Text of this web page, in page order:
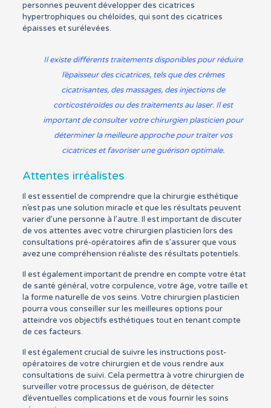
personnes peuvent développer des cicatrices
hypertrophiques ou chéloïdes, qui sont des cicatrices
épaisses et surélevées.
Il existe différents traitements disponibles pour réduire
l’épaisseur des cicatrices, tels que des crèmes
cicatrisantes, des massages, des injections de
corticostéroïdes ou des traitements au laser. Il est
important de consulter votre chirurgien plasticien pour
déterminer la meilleure approche pour traiter vos
cicatrices et favoriser une guérison optimale.
Attentes irréalistes
Il est essentiel de comprendre que la chirurgie esthétique
n’est pas une solution miracle et que les résultats peuvent
varier d’une personne à l’autre. Il est important de discuter
de vos attentes avec votre chirurgien plasticien lors des
consultations pré-opératoires afin de s’assurer que vous
avez une compréhension réaliste des résultats potentiels.
Il est également important de prendre en compte votre état
de santé général, votre corpulence, votre âge, votre taille et
la forme naturelle de vos seins. Votre chirurgien plasticien
pourra vous conseiller sur les meilleures options pour
atteindre vos objectifs esthétiques tout en tenant compte
de ces facteurs.
Il est également crucial de suivre les instructions post-
opératoires de votre chirurgien et de vous rendre aux
consultations de suivi. Cela permettra à votre chirurgien de
surveiller votre processus de guérison, de détecter
d’éventuelles complications et de vous fournir les soins